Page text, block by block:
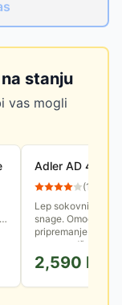
stanju
vas mogli
Adler AD 4012
(11
Lep sokovnik za
snage.
pripremanje
pomorandže ili
2,590 RSD